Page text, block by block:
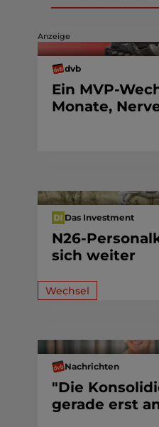
Anzeige
dvb
Ein MVP-
Monate,
Das Investment
N26-
sich weiter
Wechsel
Nachrichten
"Die
gerade erst